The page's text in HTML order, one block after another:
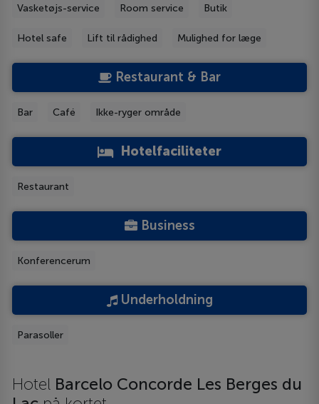
Vasketøjs-service Room service Butik
Hotel safe Lift til rådighed Mulighed for læge
Restaurant & Bar
Bar Café Ikke-ryger område
Hotelfaciliteter
Restaurant
Business
Konferencerum
Underholdning
Parasoller
Hotel Barcelo Concorde Les Berges du